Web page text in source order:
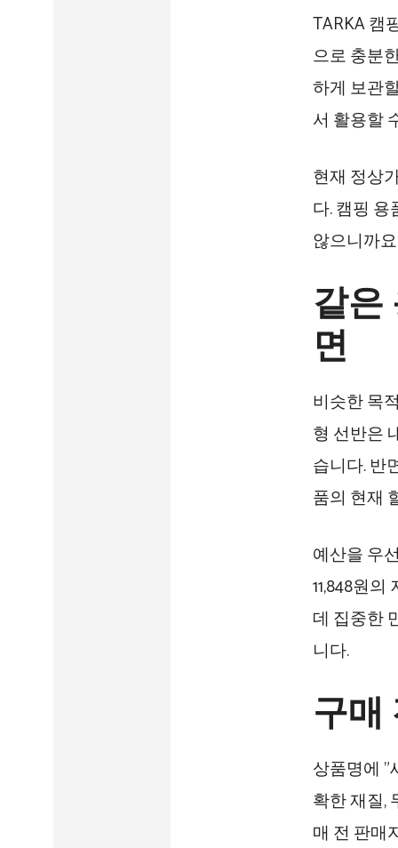
TARKA 캠
으로 충분
하게 보관
서 활용할
현재 정상
다. 캠핑
않으니까
같은
면
비슷한 목
형 선반은
습니다. 반
품의 현재
예산을 우
11,848원
데 집중한
니다.
구매
상품명에 "
확한 재질,
매 전 판매